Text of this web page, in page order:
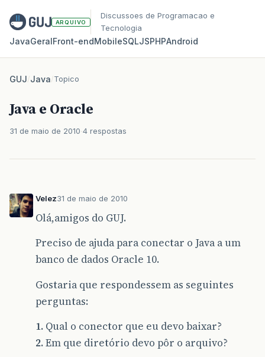
ARQUIVO
Discussoes de Programacao e
Tecnologia
JavaGeralFront‑endMobileSQLJSPHPAndroid
GUJ/Java/Topico
Java e Oracle
31 de maio de 2010 4 respostas
Velez31 de maio de 2010
Olá,amigos do GUJ.
Preciso de ajuda para conectar o Java a um
banco de dados Oracle 10.
Gostaria que respondessem as seguintes
perguntas:
1. Qual o conector que eu devo baixar?
2.Em que diretório devo pôr o arquivo?